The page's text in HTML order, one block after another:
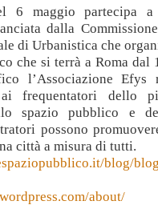
6 maggio partecipa
dalla
di Urbanistica che
che si terrà a Roma dal
l’Associazione Efys
ai frequentatori dello
spazio pubblico e
possono
città a misura di tutti.
blog/
about/